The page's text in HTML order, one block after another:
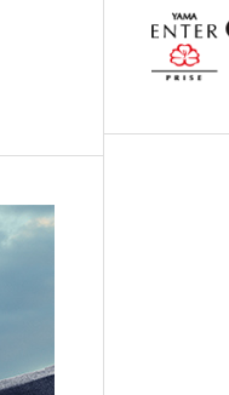
会社
ENVIRONMENTA